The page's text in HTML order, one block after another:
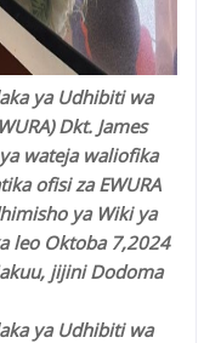
ya Udhibiti wa
Dkt. James
wateja waliofika
ofisi za EWURA
ya Wiki ya
leo Oktoba 7,2024
jijini Dodoma
ya Udhibiti wa